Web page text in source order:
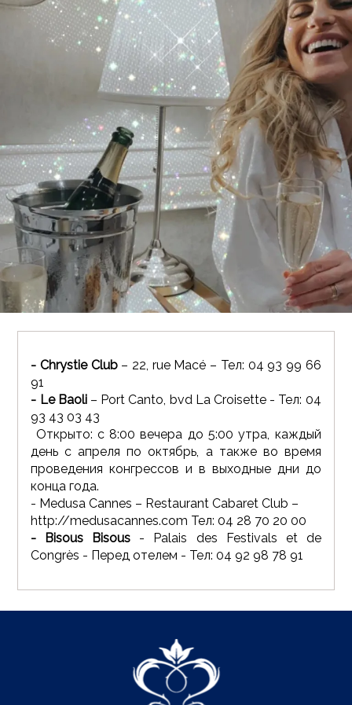
- Chrystie Club– 22, rue Macé – Тел: 04 93 99 66
91
- Le Baoli– Port Canto, bvd La Croisette - Тел: 04
93 43 03 43
Открыто: с 8:00 вечера до 5:00 утра, каждый
день с апреля по октябрь, а также во время
проведения конгрессов и в выходные дни до
конца года.
- Medusa Cannes – Restaurant Cabaret Club –
http://medusacannes.com Тел: 04 28 70 20 00
- Bisous Bisous - Palais des Festivals et de
Congrès - Перед отелем - Тел: 04 92 98 78 91